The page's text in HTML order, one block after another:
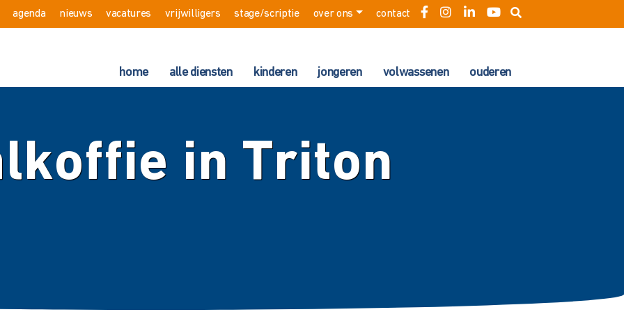
agenda nieuws vacatures vrijwilligers stage/scriptie over ons contact
home alle diensten kinderen jongeren volwassenen ouderen
in Triton